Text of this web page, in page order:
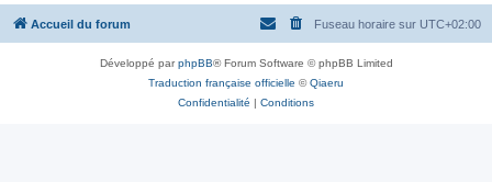
Accueil du forum Fuseau horaire sur UTC+02:00
Développé parphpBB® Forum Software © phpBB Limited
Traduction française officielle ©Qiaeru
Confidentialité | Conditions